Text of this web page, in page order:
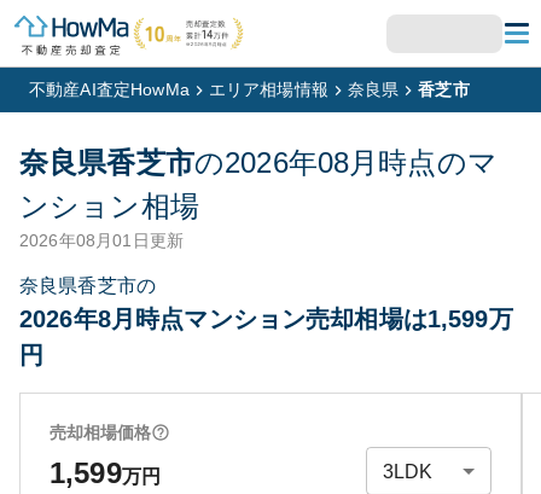
不動産AI査定HowMa エリア相場情報 奈良県 香芝市
奈良県香芝市の2026年08月 時点のマ
ンション相場
2026年08月01日更新
奈良県香芝市の
2026年8月時点マンション売却相場は1,599万
円
売却相場価格
1,599万円